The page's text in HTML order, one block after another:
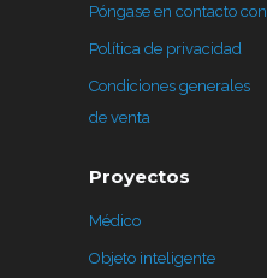
Póngase en contacto con
Política de privacidad
Condiciones generales
de venta
Proyectos
Médico
Objeto inteligente